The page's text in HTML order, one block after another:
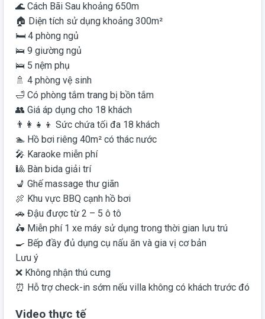
🌊 Cách Bãi Sau khoảng 650m
🏠 Diện tích sử dụng khoảng 300m²
🛏️ 4 phòng ngủ
🛌 9 giường ngủ
🛌 5 nệm phụ
🚿 4 phòng vệ sinh
🛁 Có phòng tắm trang bị bồn tắm
👥 Giá áp dụng cho 18 khách
👨‍👩‍👧‍👦 Sức chứa tối đa 18 khách
🏊 Hồ bơi riêng 40m² có thác nước
🎤 Karaoke miễn phí
🎱 Bàn bida giải trí
💺 Ghế massage thư giãn
🍖 Khu vực BBQ cạnh hồ bơi
🚗 Đậu được từ 2 – 5 ô tô
🛵 Miễn phí 1 xe máy sử dụng trong thời gian lưu trú
🍳 Bếp đầy đủ dụng cụ nấu ăn và gia vị cơ bản
Lưu ý
❌ Không nhận thú cưng
⏰ Hỗ trợ check-in sớm nếu villa không có khách trước đó
Video thực tế